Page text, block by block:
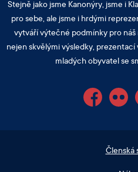
Stejně jako jsme Kanonýry, jsme i
pro sebe, ale jsme i hrdými
vytváří výtečné podmínky pro
nejen skvělými výsledky,
mladých obyvatel se
FacebookFlickr
Členská